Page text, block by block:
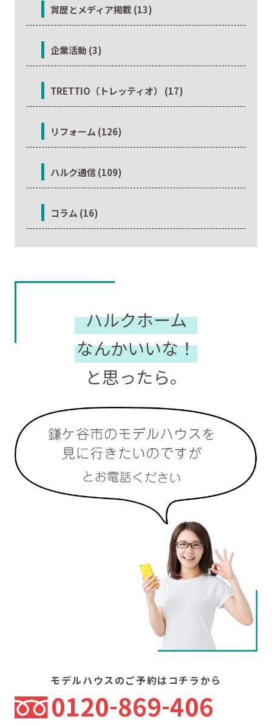
賞歴とメディア掲載 (13)
企業活動 (3)
TRETTIO（トレッティオ） (17)
リフォーム (126)
ハルク通信 (109)
コラム (16)
ハルクホーム
なんかいいな！
と思ったら。
モデルハウスのご予約はコチラから
0120 869 406